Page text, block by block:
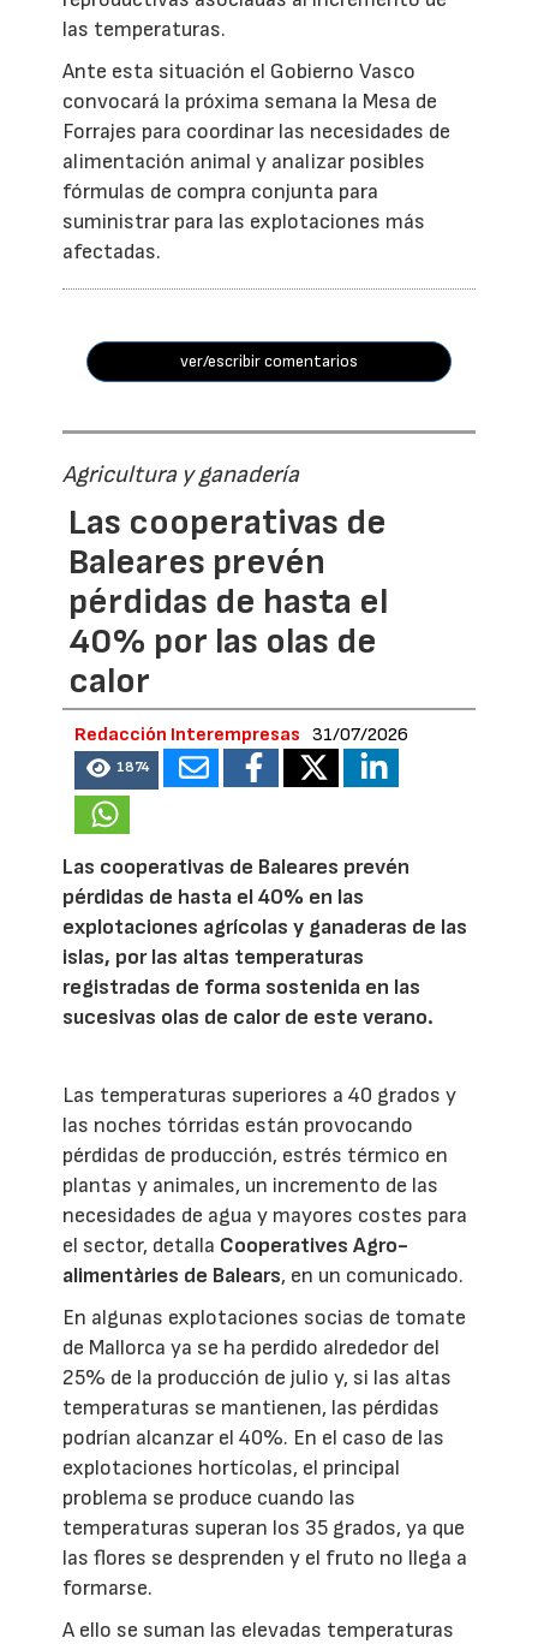
las temperaturas.
Ante esta situación el Gobierno Vasco
convocará la próxima semana la Mesa de
Forrajes para coordinar las necesidades de
alimentación animal y analizar posibles
fórmulas de compra conjunta para
suministrar para las explotaciones más
afectadas.
ver/escribir comentarios
Agricultura y ganadería
Las cooperativas de
Baleares prevén
pérdidas de hasta el
40% por las olas de
calor
Redacción Interempresas 31/07/2026
1874
Las cooperativas de Baleares prevén
pérdidas de hasta el 40% en las
explotaciones agrícolas y ganaderas de las
islas, por las altas temperaturas
registradas de forma sostenida en las
sucesivas olas de calor de este verano.
Las temperaturas superiores a 40 grados y
las noches tórridas están provocando
pérdidas de producción, estrés térmico en
plantas y animales, un incremento de las
necesidades de agua y mayores costes para
el sector, detalla Cooperatives Agro-
alimentàries de Balears, en un comunicado.
En algunas explotaciones socias de tomate
de Mallorca ya se ha perdido alrededor del
25% de la producción de julio y, si las altas
temperaturas se mantienen, las pérdidas
podrían alcanzar el 40%. En el caso de las
explotaciones hortícolas, el principal
problema se produce cuando las
temperaturas superan los 35 grados, ya que
las flores se desprenden y el fruto no llega a
formarse.
A ello se suman las elevadas temperaturas